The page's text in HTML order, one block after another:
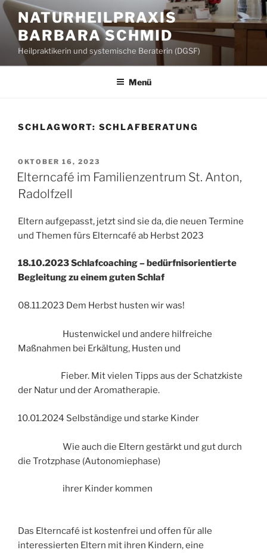
Zum
Inhalt
springen
NATURHEILPRAXIS
BARBARA SCHMID
Heilpraktikerin und systemische Beraterin (DGSF)
Menü
SCHLAGWORT: SCHLAFBERATUNG
VERÖFFENTLICHT
AM
OKTOBER 16, 2023
Elterncafé im Familienzentrum St. Anton,
Radolfzell
Eltern aufgepasst, jetzt sind sie da, die neuen Termine
und Themen fürs Elterncafé ab Herbst 2023
18.10.2023 Schlafcoaching – bedürfnisorientierte
Begleitung zu einem guten Schlaf
08.11.2023 Dem Herbst husten wir was!
Hustenwickel und andere hilfreiche
Maßnahmen bei Erkältung, Husten und
Fieber. Mit vielen Tipps aus der Schatzkiste
der Natur und der Aromatherapie.
10.01.2024 Selbständige und starke Kinder
Wie auch die Eltern gestärkt und gut durch
die Trotzphase (Autonomiephase)
ihrer Kinder kommen
Das Elterncafé ist kostenfrei und offen für alle
interessierten Eltern mit ihren Kindern, eine